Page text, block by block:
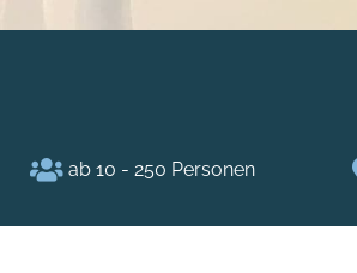
ab 10 - 250 Personen